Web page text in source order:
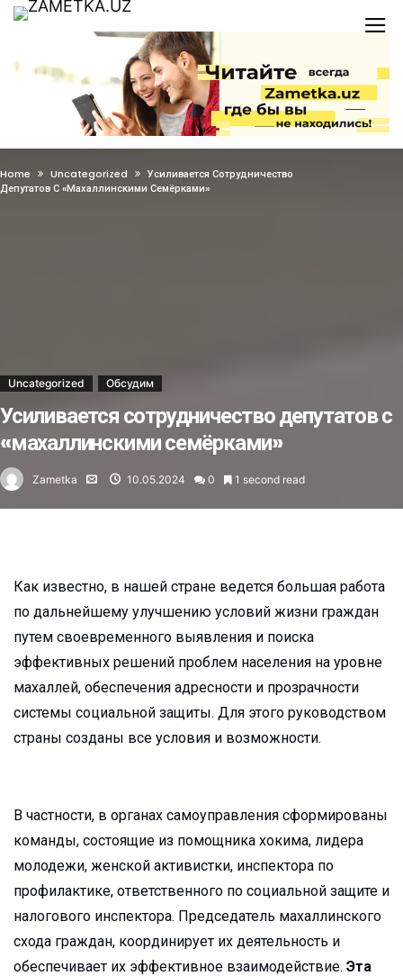
Home Uncategorized
Усиливается Сотрудничество
Депутатов С «махаллинскими Семёрками»
Uncategorized Обсудим
Усиливается сотрудничество депутатов с
«махаллинскими семёрками»
Zametka 10.05.2024 0 1 second read
Как известно, в нашей стране ведется большая работа
по дальнейшему улучшению условий жизни граждан
путем своевременного выявления и поиска
эффективных решений проблем населения на уровне
махаллей, обеспечения адресности и прозрачности
системы социальной защиты. Для этого руководством
страны созданы все условия и возможности.
В частности, в органах самоуправления сформированы
команды, состоящие из помощника хокима, лидера
молодежи, женской активистки, инспектора по
профилактике, ответственного по социальной защите и
налогового инспектора. Председатель махаллинского
схода граждан, координирует их деятельность и
обеспечивает их эффективное взаимодействие. Эта